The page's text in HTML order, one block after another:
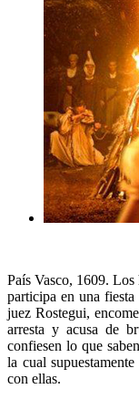
País Vasco, 1609.
participa en una
juez Rostegui,
arresta y acusa de
confiesen lo que
la cual
con ellas.